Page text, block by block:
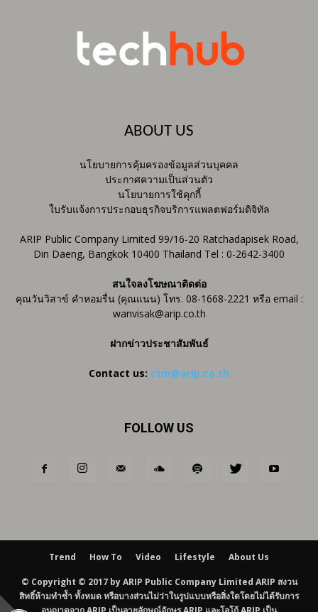
ABOUT US
นโยบายการคุ้มครองข้อมูลส่วนบุคคล
ประกาศความเป็นส่วนตัว
นโยบายการใช้คุกกี้
ใบรับแจ้งการประกอบธุรกิจบริการแพลตฟอร์มดิจิทัล
ARIP Public Company Limited 99/16-20 Ratchadapisek Road,
Din Daeng, Bangkok 10400 Thailand Tel : 0-2642-3400
สนใจลงโฆษณาติดต่อ
คุณวันวิสาข์ คำหอมรื่น (คุณแนน) โทร. 08-1668-2221 หรือ email :
wanvisak@arip.co.th
ฝากข่าวประชาสัมพันธ์
Contact us: ctm@arip.co.th
FOLLOW US
Trend How To Video Lifestyle About Us
© Copyright © 2017 by ARIP Public Company Limited ARIP สงวน
สิทธิ์ห้ามทำซ้ำ ทั้งหมด หรือบางส่วนไม่ว่าในรูปแบบหรือสิ่งใดโดยไม่ได้รับการ